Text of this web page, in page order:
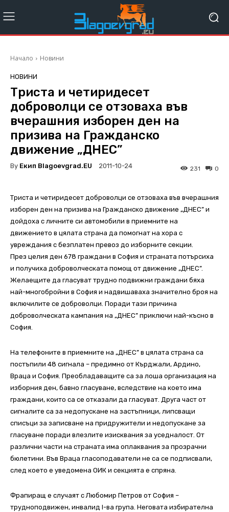
Начало Новини
НОВИНИ
Триста и четиридесет
доброволци се отзоваха във
вчерашния изборен ден на
призива на Гражданско
движение „ДНЕС”
By Екип Blagoevgrad.EU 2011-10-24 0
231
Триста и четиридесет доброволци се отзоваха във вчерашния
изборен ден на призива на Гражданско движение „ДНЕС” и
дойдоха с личните си автомобили в приемните на
движението в цялата страна да помогнат на хора с
увреждания с безплатен превоз до изборните секции.
През целия ден 678 граждани в София и страната потърсиха
и получиха доброволческата помощ от движение „ДНЕС”.
Желаещите да гласуват трудно подвижни граждани бяха
най-многобройни в София и надвишаваха значително броя на
включилите се доброволци. Поради тази причина
доброволческата кампания на „ДНЕС” приключи най-късно в
София.
На телефоните в приемните на „ДНЕС” в цялата страна са
постъпили 48 сигнала – предимно от Кърджали, Ардино,
Враца и София. Преобладаващите са за лоша организация на
изборния ден, бавно гласуване, вследствие на което има
граждани, които са се отказали да гласуват. Друга част от
сигналите са за недопускане на застъпници, липсващи
списъци за записване на придружители и недопускане за
гласуване поради влезлите изисквания за уседналост. От
различни части на страната има оплаквания за прозрачни
бюлетини. Във Враца гласоподаватели не са се подписвали,
след което е уведомена ОИК и секцията е спряна.
Фрапиращ е случаят с Любомир Петров от София –
трудноподвижен, инвалид І-ва група. Неговата избирателна